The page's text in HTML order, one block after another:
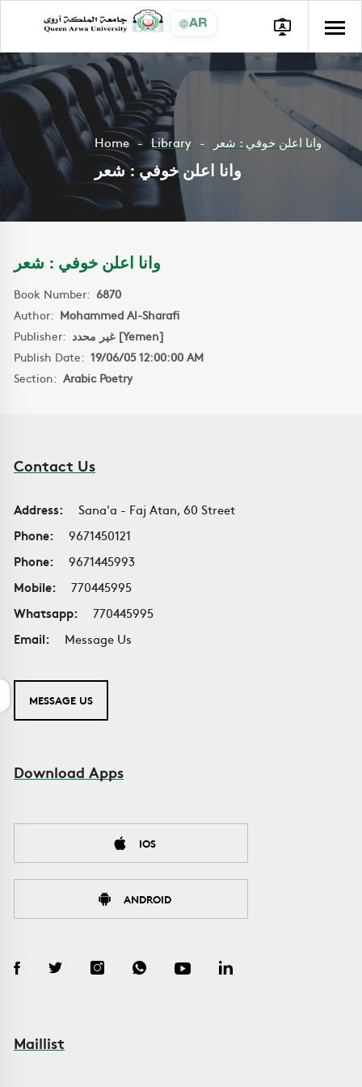
AR
Home Library وانا اعلن خوفي : شعر
وانا اعلن خوفي : شعر
وانا اعلن خوفي : شعر
Book Number: 6870
Author: Mohammed Al-Sharafi
Publisher:
غير محدد [Yemen]
Publish Date: 19/06/05 12:00:00 AM
Section: Arabic Poetry
Contact Us
Address:
Sana'a - Faj Atan, 60 Street
Phone:
9671450121
Phone:
9671445993
Mobile:
770445995
Whatsapp:
770445995
Email:
Message Us
MESSAGE US
Download Apps
IOS
ANDROID
Maillist